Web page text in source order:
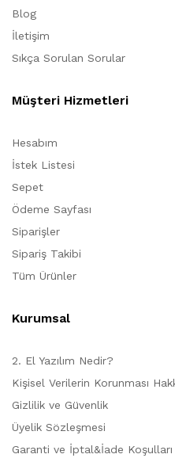
Blog
İletişim
Sıkça Sorulan Sorular
Müşteri Hizmetleri
Hesabım
İstek Listesi
Sepet
Ödeme Sayfası
Siparişler
Sipariş Takibi
Tüm Ürünler
Kurumsal
2. El Yazılım Nedir?
Kişisel Verilerin Korunması
Gizlilik ve Güvenlik
Üyelik Sözleşmesi
Garanti ve İptal&İade Koşulları